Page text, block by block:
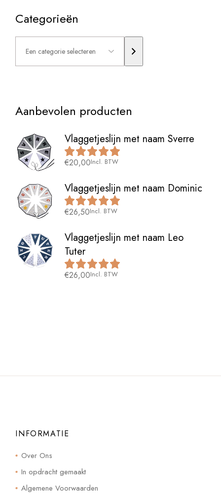
Categorieën
Een
categorie
selecteren
Aanbevolen producten
Vlaggetjeslijn met naam Sverre
€20,00Incl. BTW
Vlaggetjeslijn met naam Dominic
€26,50Incl. BTW
Vlaggetjeslijn met naam Leo
Tuter
€26,00Incl. BTW
INFORMATIE
Over Ons
In opdracht gemaakt
Algemene Voorwaarden